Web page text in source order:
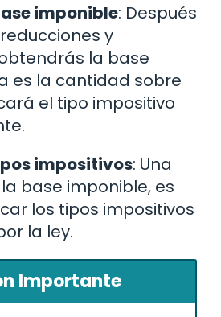
imponible: Después
y
la base
es la cantidad sobre
el tipo impositivo
impositivos: Una
base imponible, es
los tipos impositivos
la ley.
Importante